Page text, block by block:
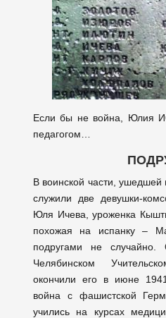
Если бы не война, Юлия
педагогом…
В воинской части, ушедшей
служили две девушки-
Юля Ичева, уроженка
похожая на испанку –
подругами не
Челябинском
окончили его в июне
война с фашистской
учились на курсах